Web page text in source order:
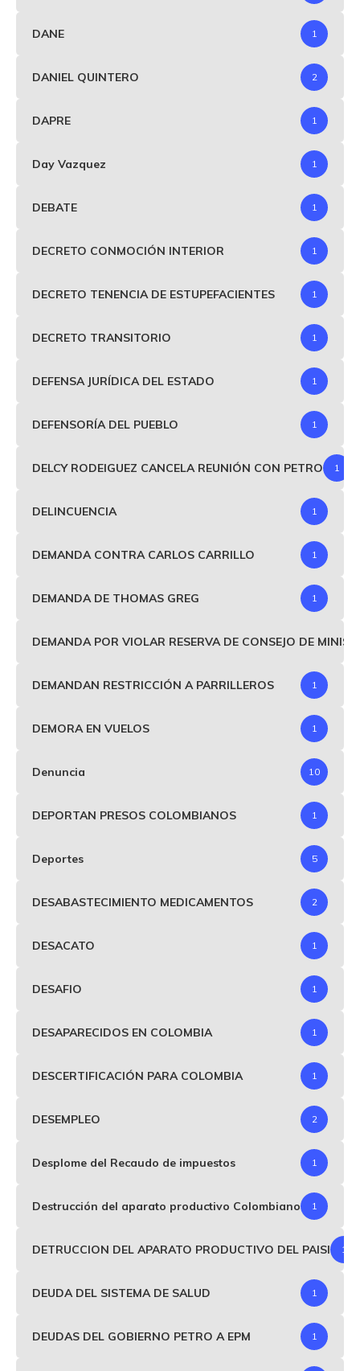
DANE 1
DANIEL QUINTERO 2
DAPRE 1
Day Vazquez 1
DEBATE 1
DECRETO CONMOCIÓN INTERIOR 1
DECRETO TENENCIA DE ESTUPEFACIENTES 1
DECRETO TRANSITORIO 1
DEFENSA JURÍDICA DEL ESTADO 1
DEFENSORÍA DEL PUEBLO 1
DELCY RODEIGUEZ CANCELA REUNIÓN CON PETRO 1
DELINCUENCIA 1
DEMANDA CONTRA CARLOS CARRILLO 1
DEMANDA DE THOMAS GREG 1
DEMANDA POR VIOLAR RESERVA DE CONSEJO DE
DEMANDAN RESTRICCIÓN A PARRILLEROS 1
DEMORA EN VUELOS 1
Denuncia 10
DEPORTAN PRESOS COLOMBIANOS 1
Deportes 5
DESABASTECIMIENTO MEDICAMENTOS 2
DESACATO 1
DESAFIO 1
DESAPARECIDOS EN COLOMBIA 1
DESCERTIFICACIÓN PARA COLOMBIA 1
DESEMPLEO 2
Desplome del Recaudo de impuestos 1
Destrucción del aparato productivo Colombiano 1
DETRUCCION DEL APARATO PRODUCTIVO DEL PAISI 1
DEUDA DEL SISTEMA DE SALUD 1
DEUDAS DEL GOBIERNO PETRO A EPM 1